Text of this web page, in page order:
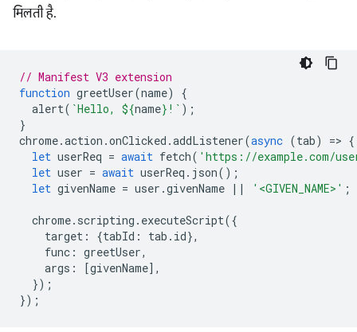
मिलती है.
// Manifest V3 extension
function greetUser(name)
{
alert( `Hello, ${name} !` );
}
chrome.action .onClicked .addListener(async (tab) => {
let userReq = await fetch( 'https://example.com/
let user = await userReq . json();
let givenName = user .givenName || '<GIVEN_NAME>' ;
chrome. scripting . executeScript({
target : {tabId : tab . id},
func : greetUser,
args : [givenName],
});
});